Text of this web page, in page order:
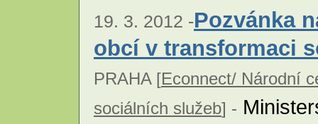
19. 3. 2012 -Pozvánka
obcí v transformaci
PRAHA [Econnect/ Národní
sociálních služeb] -